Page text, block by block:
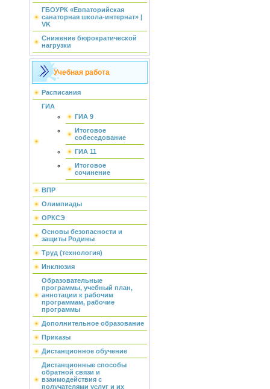
ГБОУРК «Евпаторийская
санаторная школа-интернат» |
VK
Снижение бюрократической
нагрузки
Учебная работа
Расписания
ГИА
ГИА 9
Итоговое
собеседование
ГИА 11
Итоговое
сочинение
ВПР
Олимпиады
ОРКСЭ
Основы безопасности и
защиты Родины
Труд (технология)
Инклюзия
Образовательные
программы, учебный план,
аннотации к рабочим
программам, рабочие
программы
Дополнительное образование
Приказы
Дистанционное обучение
Дистанционные способы
обратной связи и
взаимодействия с
получателями услуг и их